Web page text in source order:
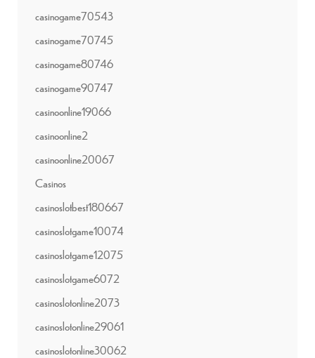
casinogame70543
casinogame70745
casinogame80746
casinogame90747
casinoonline19066
casinoonline2
casinoonline20067
Casinos
casinoslotbest180667
casinoslotgame10074
casinoslotgame12075
casinoslotgame6072
casinoslotonline2073
casinoslotonline29061
casinoslotonline30062